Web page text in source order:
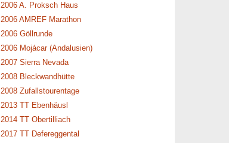
2006 A. Proksch Haus
2006 AMREF Marathon
2006 Göllrunde
2006 Mojácar (Andalusien)
2007 Sierra Nevada
2008 Bleckwandhütte
2008 Zufallstourentage
2013 TT Ebenhäusl
2014 TT Obertilliach
2017 TT Defereggental